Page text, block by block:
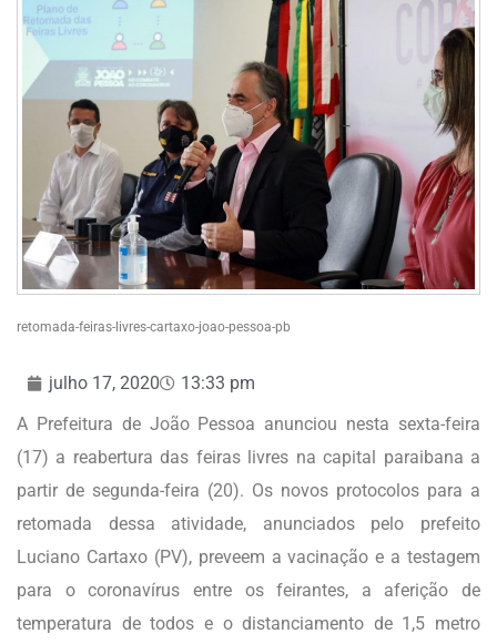
retomada-feiras-livres-cartaxo-joao-pessoa-pb
julho 17, 2020
13:33 pm
A Prefeitura de João Pessoa anunciou nesta sexta-feira
(17) a reabertura das feiras livres na capital paraibana a
partir de segunda-feira (20). Os novos protocolos para a
retomada dessa atividade, anunciados pelo prefeito
Luciano Cartaxo (PV), preveem a vacinação e a testagem
para o coronavírus entre os feirantes, a aferição de
temperatura de todos e o distanciamento de 1,5 metro